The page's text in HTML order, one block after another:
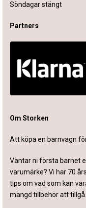
Söndagar stängt
Partners
Om Storken
Att köpa en barnvagn
Väntar ni första barnet
varumärke? Vi har 70
tips om vad som kan
mängd tillbehör att tillgå.